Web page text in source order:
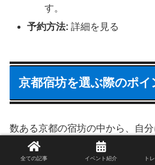
す。
予約方法: 詳細を見る
京都宿坊を選ぶ際のポイ
数ある京都の宿坊の中から、自
けるためには、いくつかのポイ
重要です。あなたの京都旅行を
全ての記事 イベント紹介 ト